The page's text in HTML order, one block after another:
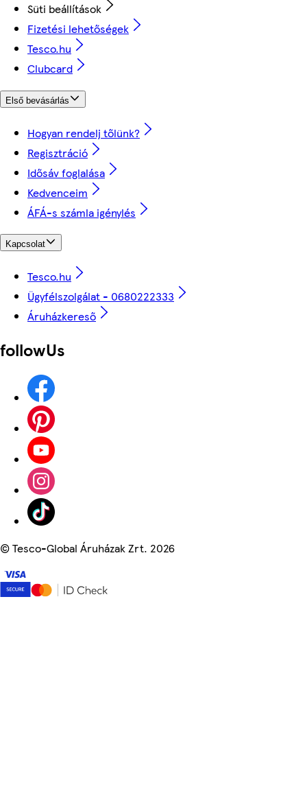
Süti beállítások
Fizetési lehetőségek
Tesco.hu
Clubcard
Első bevásárlás
Hogyan rendelj tőlünk?
Regisztráció
Idősáv foglalása
Kedvenceim
ÁFÁ-s számla igénylés
Kapcsolat
Tesco.hu
Ügyfélszolgálat - 0680222333
Áruházkereső
followUs
©Tesco-Global Áruházak Zrt. 2026